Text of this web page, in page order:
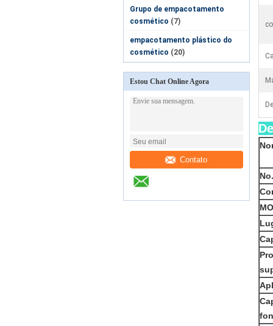
Grupo de empacotamento
cosmético (7)
empacotamento plástico do
cosmético (20)
Estou Chat Online Agora
Contato